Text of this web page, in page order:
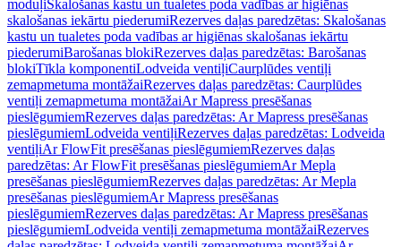
moduļiSkalošanas kastu un tualetes poda vadības ar higiēnas
skalošanas iekārtu piederumiRezerves daļas paredzētas: Skalošanas
kastu un tualetes poda vadības ar higiēnas skalošanas iekārtu
piederumiBarošanas blokiRezerves daļas paredzētas: Barošanas
blokiTīkla komponentiLodveida ventiļiCaurplūdes ventiļi
zemapmetuma montāžaiRezerves daļas paredzētas: Caurplūdes
ventiļi zemapmetuma montāžaiAr Mapress presēšanas
pieslēgumiemRezerves daļas paredzētas: Ar Mapress presēšanas
pieslēgumiemLodveida ventiļiRezerves daļas paredzētas: Lodveida
ventiļiAr FlowFit presēšanas pieslēgumiemRezerves daļas
paredzētas: Ar FlowFit presēšanas pieslēgumiemAr Mepla
presēšanas pieslēgumiemRezerves daļas paredzētas: Ar Mepla
presēšanas pieslēgumiemAr Mapress presēšanas
pieslēgumiemRezerves daļas paredzētas: Ar Mapress presēšanas
pieslēgumiemLodveida ventiļi zemapmetuma montāžaiRezerves